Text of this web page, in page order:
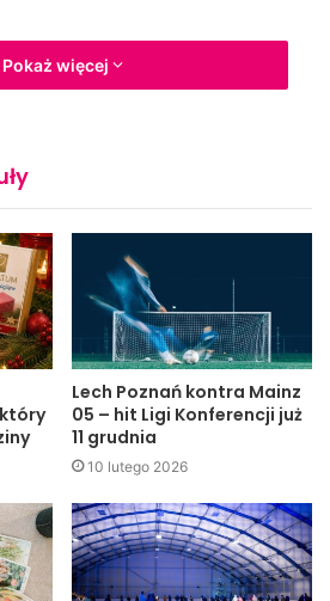
ZH poza granicami
kraju
przebywali na jednym z
skautingu Andrzej i Olga
Ślawska, dyrektor SP Nr 7 w
Pokaż więcej
Lech Poznań kontra Mainz
05 – hit Ligi Konferencji już
11 grudnia
10 lutego 2026